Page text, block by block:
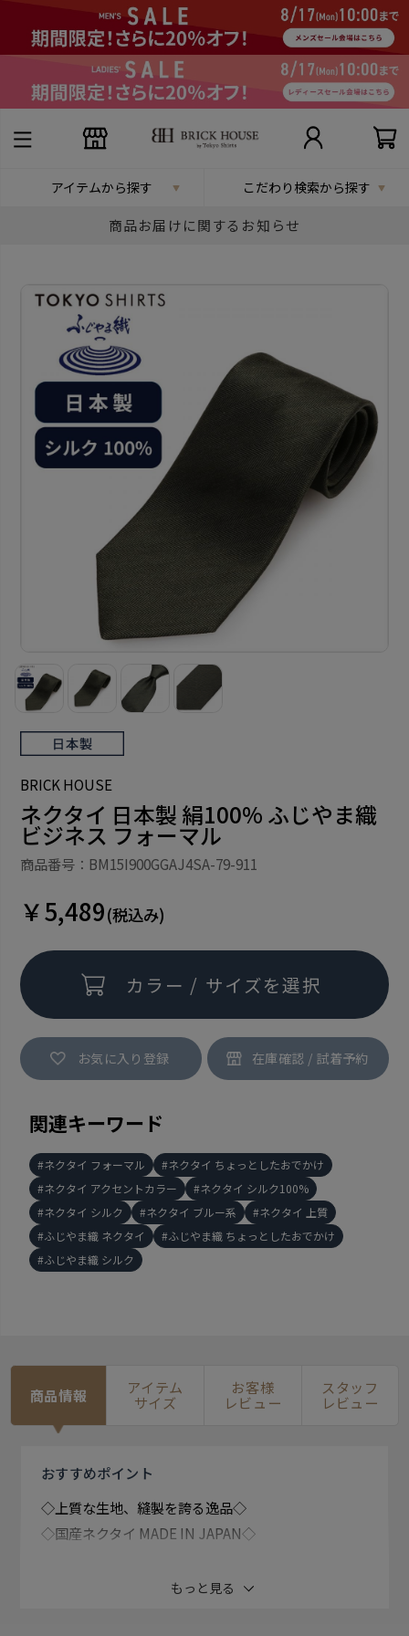
アイテムから探す こだわり検索から探す
商品お届けに関するお知らせ
BRICK HOUSE
ネクタイ 日本製 絹100% ふじやま織
ビジネス フォーマル
商品番号：BM15I900GGAJ4SA-79-911
￥5,489(税込み)
カラー / サイズを選択
お気に入り登録
関連キーワード
ネクタイ フォーマル
ネクタイ ちょっとしたおでかけ
ネクタイ アクセントカラー
ネクタイ シルク100%
ネクタイ シルク
ネクタイ ブルー系
ネクタイ 上質
ふじやま織 ネクタイ
ふじやま織 ちょっとしたおでかけ
ふじやま織 シルク
商品情報 アイテム
サイズ
お客様
レビュー
スタッフ
レビュー
おすすめポイント
◇上質な生地、縫製を誇る逸品◇
◇国産ネクタイ MADE IN JAPAN◇
富士山の清らかな湧き水の恵み、富士山麓の豊かな 自
もっと見る